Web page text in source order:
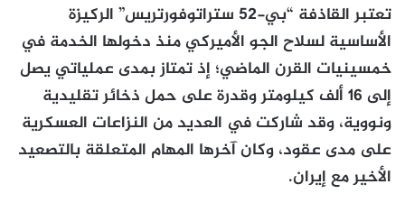
تعتبر القاذفة “بي-52 ستراتوفورتريس” الركيزة
الأساسية لسلاح الجو الأميركي منذ دخولها الخدمة في
خمسينيات القرن الماضي؛ إذ تمتاز بمدى عملياتي يصل
إلى 16 ألف كيلومتر وقدرة على حمل ذخائر تقليدية
ونووية، وقد شاركت في العديد من النزاعات العسكرية
على مدى عقود، وكان آخرها المهام المتعلقة بالتصعيد
الأخير مع إيران.